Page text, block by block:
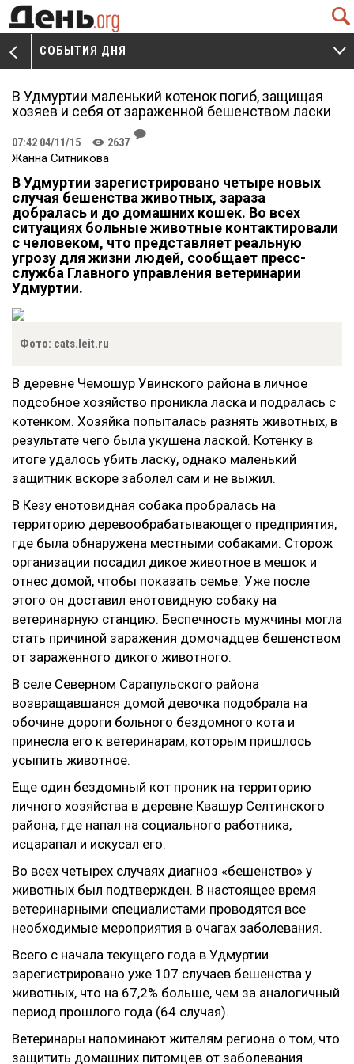
Q
V
СОБЫТИЯ ДНЯ
W
В Удмуртии маленький котенок погиб, защищая
хозяев и себя от зараженной бешенством ласки
07:42 04/11/15 K 2637
J
Жанна Ситникова
В Удмуртии зарегистрировано четыре новых
случая бешенства животных, зараза
добралась и до домашних кошек. Во всех
ситуациях больные животные контактировали
с человеком, что представляет реальную
угрозу для жизни людей, сообщает пресс-
служба Главного управления ветеринарии
Удмуртии.
Фото: cats.leit.ru
В деревне Чемошур Увинского района в личное
подсобное хозяйство проникла ласка и подралась с
котенком. Хозяйка попыталась разнять животных, в
результате чего была укушена лаской. Котенку в
итоге удалось убить ласку, однако маленький
защитник вскоре заболел сам и не выжил.
В Кезу енотовидная собака пробралась на
территорию деревообрабатывающего предприятия,
где была обнаружена местными собаками. Сторож
организации посадил дикое животное в мешок и
отнес домой, чтобы показать семье. Уже после
этого он доставил енотовидную собаку на
ветеринарную станцию. Беспечность мужчины могла
стать причиной заражения домочадцев бешенством
от зараженного дикого животного.
В селе Северном Сарапульского района
возвращавшаяся домой девочка подобрала на
обочине дороги больного бездомного кота и
принесла его к ветеринарам, которым пришлось
усыпить животное.
Еще один бездомный кот проник на территорию
личного хозяйства в деревне Квашур Селтинского
района, где напал на социального работника,
исцарапал и искусал его.
Во всех четырех случаях диагноз «бешенство» у
животных был подтвержден. В настоящее время
ветеринарными специалистами проводятся все
необходимые мероприятия в очагах заболевания.
Всего с начала текущего года в Удмуртии
зарегистрировано уже 107 случаев бешенства у
животных, что на 67,2% больше, чем за аналогичный
период прошлого года (64 случая).
Ветеринары напоминают жителям региона о том, что
защитить домашних питомцев от заболевания